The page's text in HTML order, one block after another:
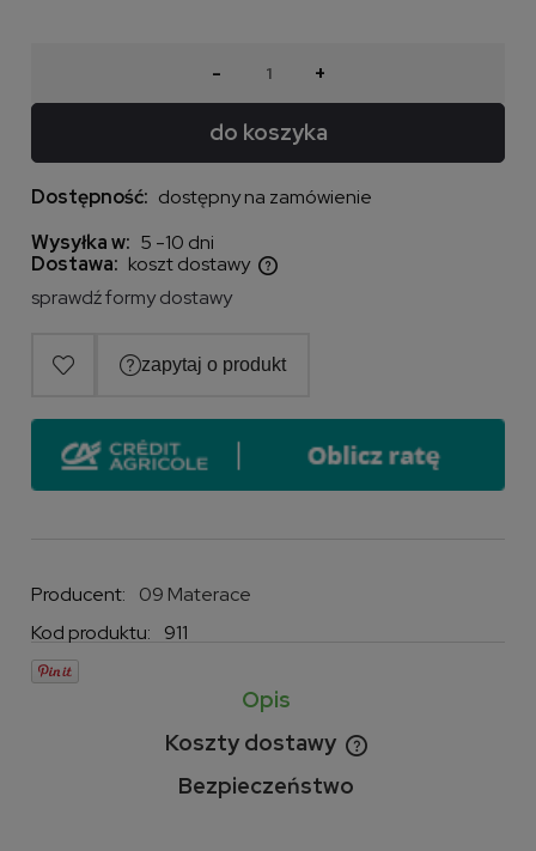
- +
do koszyka
Dostępność: dostępny na zamówienie
Wysyłka w: 5 -10 dni
Dostawa: koszt dostawy
Cena nie zawiera ewentualnych kosztów płatności
sprawdź formy dostawy
Producent:
09 Materace
Kod produktu:
911
Opis
Koszty dostawy
Cena nie zawiera ewentualnych kosztów płatności
Bezpieczeństwo